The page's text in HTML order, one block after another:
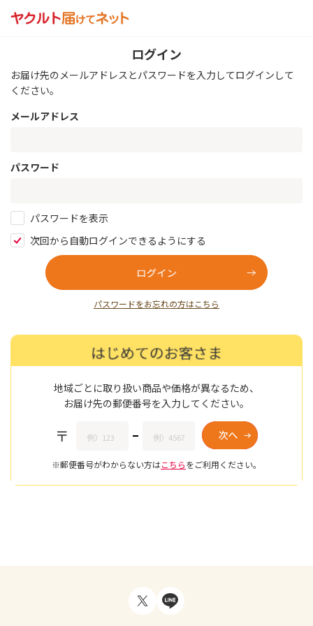
ログイン
お届け先のメールアドレスとパスワードを入力してログインして
ください。
メールアドレス
パスワード
パスワードを表示
次回から自動ログインできるようにする
パスワードをお忘れの方はこちら
地域ごとに取り扱い商品や価格が異なるため、
お届け先の郵便番号を入力してください。
〒
※郵便番号がわからない方はこちらをご利用ください。